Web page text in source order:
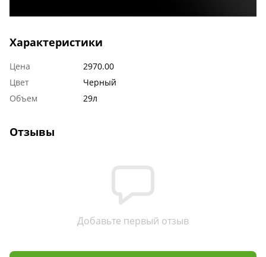
Характеристики
Цена
2970.00
Цвет
Черный
Объем
29л
Отзывы
Добавьте первый отзыв